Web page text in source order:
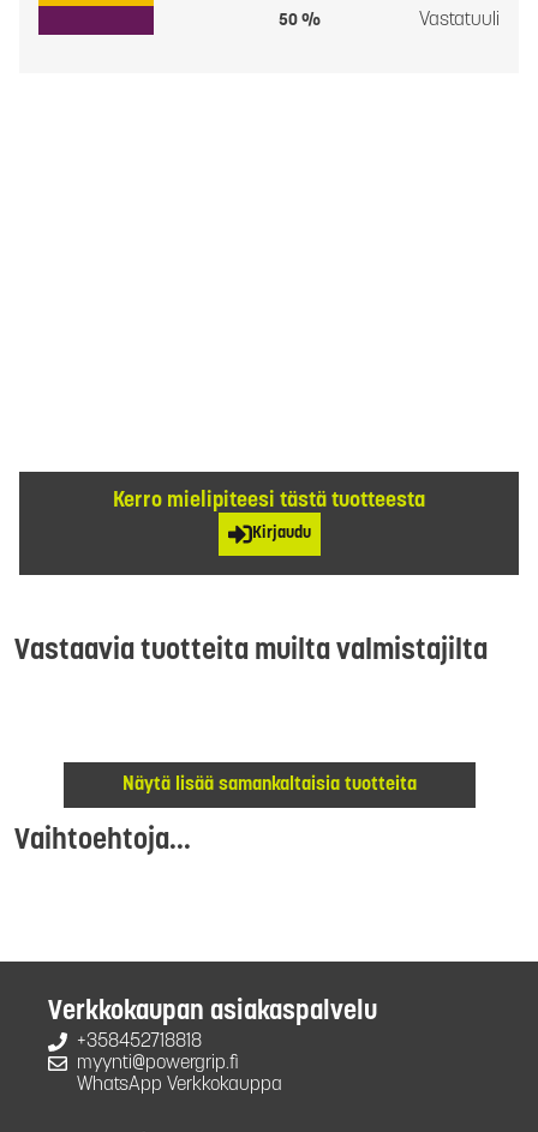
50 % Vastatuuli
Kerro mielipiteesi tästä tuotteesta
Kirjaudu
Vastaavia tuotteita muilta valmistajilta
Näytä lisää samankaltaisia tuotteita
Vaihtoehtoja...
Verkkokaupan asiakaspalvelu
+358452718818
myynti@powergrip.fi
WhatsApp Verkkokauppa